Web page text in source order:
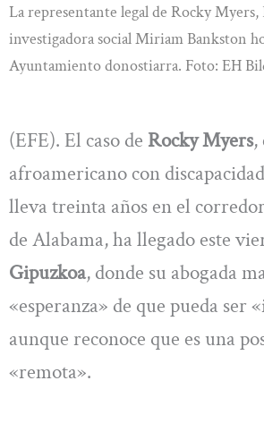
La representante legal de Rocky Myers,
investigadora social Miriam Bankston
Ayuntamiento donostiarra. Foto: EH
(EFE). El caso de Rocky Myers,
afroamericano con
lleva treinta años en el
de Alabama, ha llegado este
Gipuzkoa, donde su abogada
«esperanza» de que pueda ser
aunque reconoce que es una
«remota».